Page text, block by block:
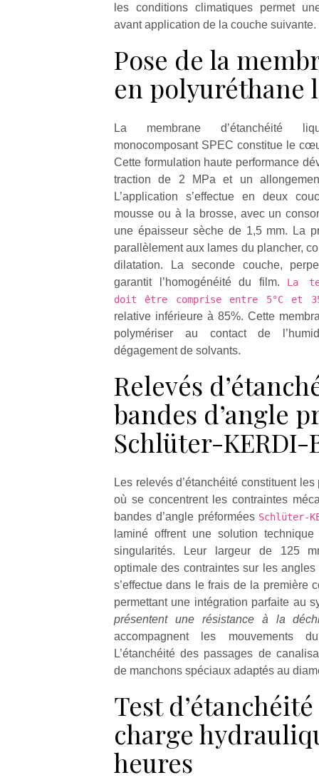
les conditions climatiques permet
avant application de la couche suivante.
Pose de la
en polyuréthane
La membrane d’étanchéité
monocomposant SPEC constitue le
Cette formulation haute performance
traction de 2 MPa et un
L’application s’effectue en deux
mousse ou à la brosse, avec un
une épaisseur sèche de 1,5 mm. La
parallèlement aux lames du plancher,
dilatation. La seconde couche,
garantit l’homogénéité du film. La
doit être comprise entre 5°C et
relative inférieure à 85%. Cette
polymériser au contact de
dégagement de solvants.
Relevés
bandes d’angle
Schlüter-KERDI-
Les relevés d’étanchéité constituent
où se concentrent les contraintes
bandes d’angle préformées Schlüter-
laminé offrent une solution
singularités. Leur largeur de 125
optimale des contraintes sur les
s’effectue dans le frais de la première
permettant une intégration parfaite au
présentent une résistance à la
accompagnent les mouvements
L’étanchéité des passages de
de manchons spéciaux adaptés au
Test
charge
heures